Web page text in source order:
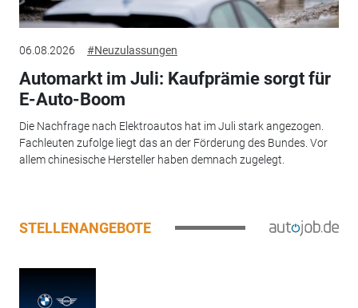
06.08.2026 #Neuzulassungen
Automarkt im Juli: Kaufprämie sorgt für
E-Auto-Boom
Die Nachfrage nach Elektroautos hat im Juli stark angezogen.
Fachleuten zufolge liegt das an der Förderung des Bundes. Vor
allem chinesische Hersteller haben demnach zugelegt.
STELLENANGEBOTE